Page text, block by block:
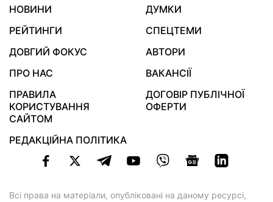
НОВИНИ
ДУМКИ
РЕЙТИНГИ
СПЕЦТЕМИ
ДОВГИЙ ФОКУС
АВТОРИ
ПРО НАС
ВАКАНСІЇ
ПРАВИЛА
КОРИСТУВАННЯ
САЙТОМ
ДОГОВІР ПУБЛІЧНОЇ
ОФЕРТИ
РЕДАКЦІЙНА ПОЛІТИКА
Всі права на матеріали, опубліковані на даному ресурсі,